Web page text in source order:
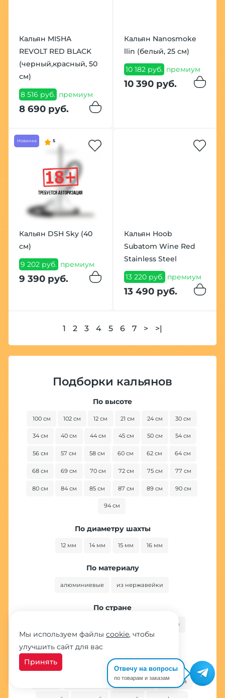
Мы используем файлы cookie, чтобы
улучшить сайт для вас
Принять
Кальян MISHA
REVOLT RED BLACK
(черный,красный, 50
см)
8 516 руб. премиум
8 690 руб.
Кальян Nanosmoke
llin (белый, 25 см)
10 182 руб. премиум
10 390 руб.
Новинка 5
Кальян DSH Sky (40
см)
9 202 руб. премиум
9 390 руб.
Кальян Hoob
Subatom Wine Red
Stainless Steel
13 220 руб. премиум
13 490 руб.
1 2 3 4 5 6 7 > >|
Подборки кальянов
По высоте
100 см 102 см 12 см 21 см 24 см 30 см
34 см 40 см 44 см 45 см 50 см 54 см
56 см 57 см 58 см 60 см 62 см 64 см
68 см 69 см 70 см 72 см 75 см 77 см
80 см 84 см 85 см 87 см 89 см 90 см
94 см
По диаметру шахты
12 мм 14 мм 15 мм 16 мм
По материалу
алюминиевые из нержавейки
По стране
китайские
По цвету
бронзовый голубой
Отвечу на вопросы
по товарам и заказам